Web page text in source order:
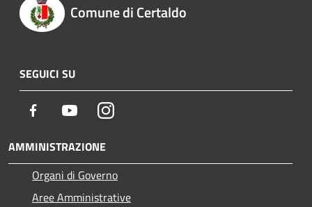
Comune di Certaldo
SEGUICI SU
Facebook YoutubeInstagram
AMMINISTRAZIONE
Organi di Governo
Aree Amministrative